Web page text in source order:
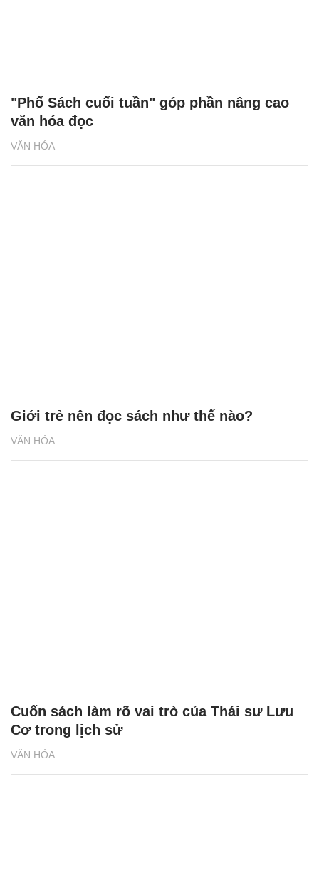
VĂN HÓA
"Phố Sách cuối tuần" góp phần nâng cao
văn hóa đọc
VĂN HÓA
Giới trẻ nên đọc sách như thế nào?
VĂN HÓA
Cuốn sách làm rõ vai trò của Thái sư Lưu
Cơ trong lịch sử